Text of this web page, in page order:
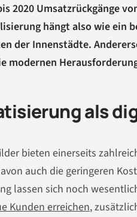
2020 Umsatzrückgänge
hängt also wie ein
der Innenstädte.
modernen
als
bieten einerseits
auch die geringeren
lassen sich noch
Kunden erreichen,